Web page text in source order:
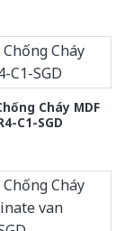
Cháy MDF
C1-SGD